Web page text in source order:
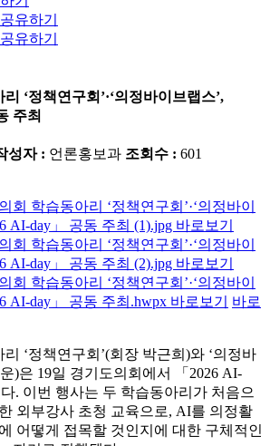
유하기
유하기
‘정책연구회’·‘의정바이브랩스’,
주최
성자 : 언론홍보과 조회수 : 601
회 학습동아리 ‘정책연구회’·‘의정바이
AI-day」 공동 주최 (1).jpg 바로보기
회 학습동아리 ‘정책연구회’·‘의정바이
AI-day」 공동 주최 (2).jpg 바로보기
회 학습동아리 ‘정책연구회’·‘의정바이
AI-day」 공동 주최.hwpx 바로보기
바로
‘정책연구회’(회장 박근희)와 ‘의정바
)은 19일 경기도의회에서 「2026 AI-
. 이번 행사는 두 학습동아리가 처음으
외부강사 초청 교육으로, AI를 의정활
어떻게 접목할 것인지에 대한 구체적인